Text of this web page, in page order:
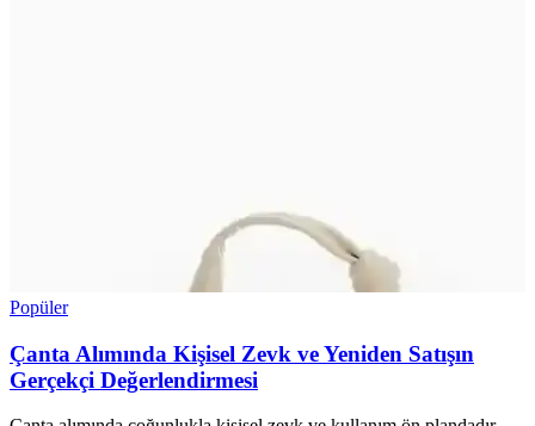
Popüler
Çanta Alımında Kişisel Zevk ve Yeniden Satışın
Gerçekçi Değerlendirmesi